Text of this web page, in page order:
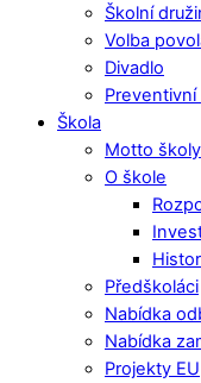
Školní
Volba
Divadlo
Škola
Motto školy
O škole
Předškoláci
Nabídka
Nabídka
Projekty EU